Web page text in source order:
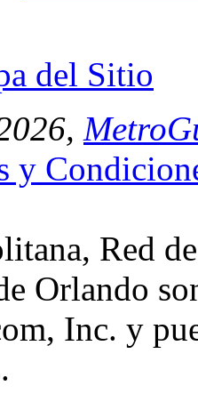
del Sitio
y
Red
Orlando
Inc. y